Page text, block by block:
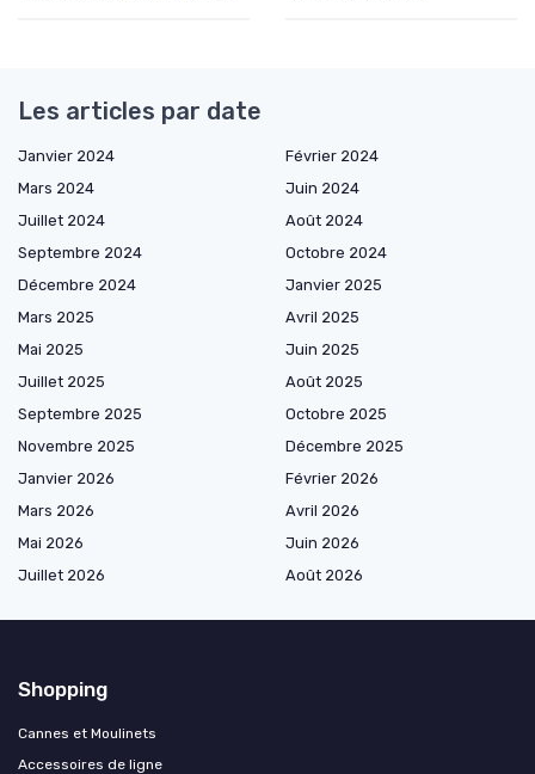
Les articles par date
Janvier 2024
Février 2024
Mars 2024
Juin 2024
Juillet 2024
Août 2024
Septembre 2024
Octobre 2024
Décembre 2024
Janvier 2025
Mars 2025
Avril 2025
Mai 2025
Juin 2025
Juillet 2025
Août 2025
Septembre 2025
Octobre 2025
Novembre 2025
Décembre 2025
Janvier 2026
Février 2026
Mars 2026
Avril 2026
Mai 2026
Juin 2026
Juillet 2026
Août 2026
Shopping
Cannes et Moulinets
Accessoires de ligne